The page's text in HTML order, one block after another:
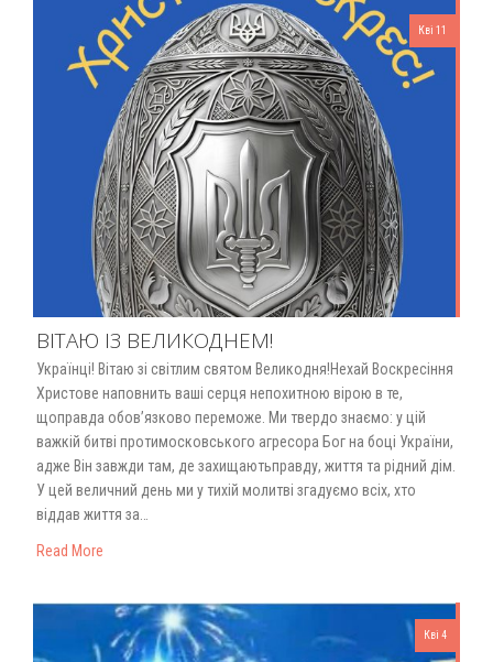
Кві 11
ВІТАЮ ІЗ ВЕЛИКОДНЕМ!
Українці! Вітаю зі світлим святом Великодня!Нехай Воскресіння
Христове наповнить ваші серця непохитною вірою в те,
щоправда обов’язково переможе. Ми твердо знаємо: у цій
важкій битві протимосковського агресора Бог на боці України,
адже Він завжди там, де захищаютьправду, життя та рідний дім.
У цей величний день ми у тихій молитві згадуємо всіх, хто
віддав життя за…
Read More
Кві 4